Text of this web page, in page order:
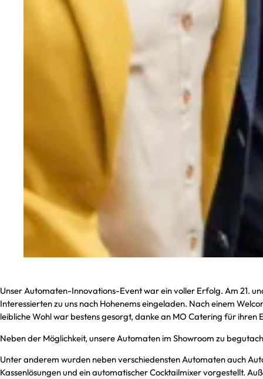
Unser Automaten-Innovations-Event war ein voller Erfolg. Am 21.
Interessierten zu uns nach Hohenems eingeladen. Nach einem
leibliche Wohl war bestens gesorgt, danke an MO Catering für ihren
Neben der Möglichkeit, unsere Automaten im Showroom zu
Unter anderem wurden neben verschiedensten Automaten auch
Kassenlösungen und ein automatischer Cocktailmixer vorgestellt.